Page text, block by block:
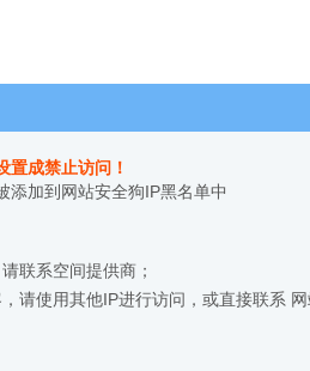
置成禁止访问！
添加到网站安全狗IP黑名单中
联系空间提供商；
请使用其他IP进行访问，或直接联系 网